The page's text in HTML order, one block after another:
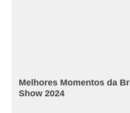
Melhores Momentos da
Show 2024